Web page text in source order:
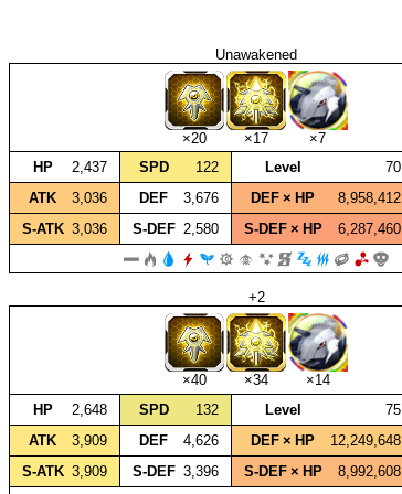
Unawakened
×20 ×17
×7
HP
2,437 SPD 122 Level 70
ATK
3,036 DEF 3,676 DEF × HP
8,958,412
S‑ATK 3,036 S‑DEF 2,580 S‑DEF × HP 6,287,460
+2
×40 ×34
×14
HP
2,648 SPD 132 Level 75
ATK
3,909 DEF 4,626 DEF × HP
12,249,648
S‑ATK 3,909 S‑DEF 3,396 S‑DEF × HP 8,992,608